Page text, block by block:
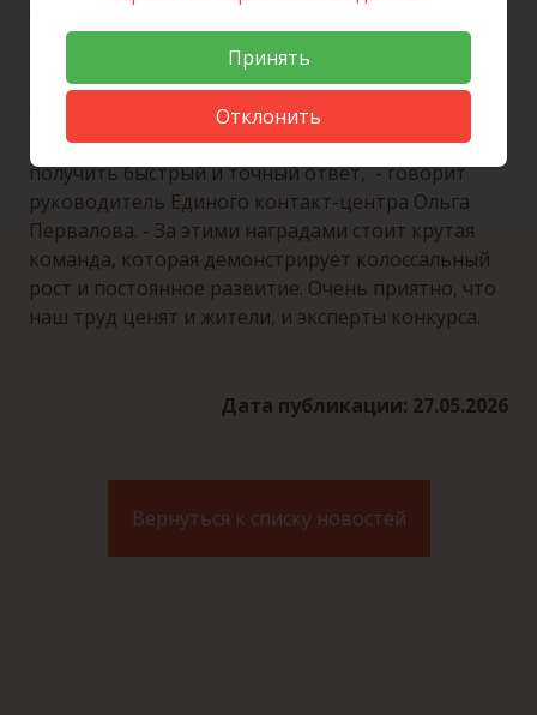
другие региональные сервисы.
- Мы стали для людей надёжным источником
информации и поддержки, в том числе в
чрезвычайных ситуациях регионального
масштаба, когда людям особенно важно
получить быстрый и точный ответ, - говорит
руководитель Единого контакт-центра Ольга
Первалова. - За этими наградами стоит крутая
команда, которая демонстрирует колоссальный
рост и постоянное развитие. Очень приятно, что
наш труд ценят и жители, и эксперты конкурса.
Дата публикации: 27.05.2026
Вернуться к списку новостей
Принять
Отклонить